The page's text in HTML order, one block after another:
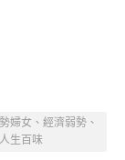
婦女、經濟弱勢、
生百味